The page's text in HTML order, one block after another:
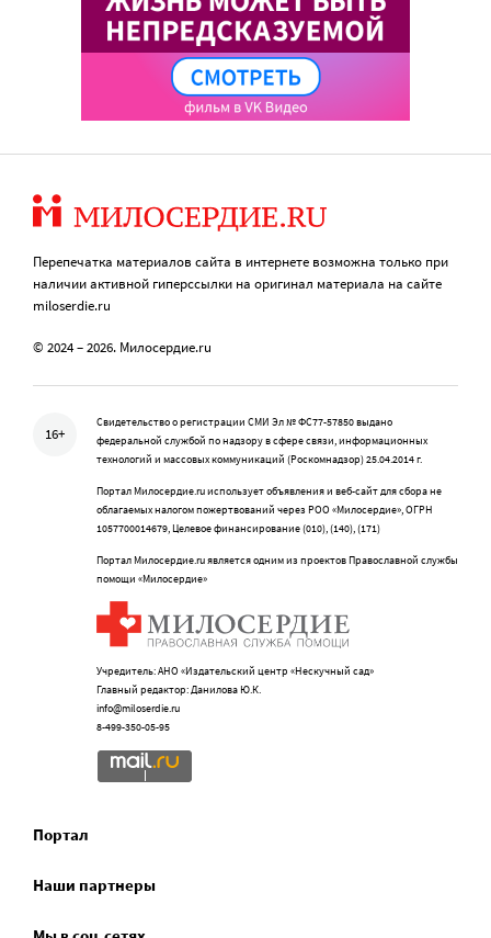
Перепечатка материалов сайта в интернете возможна только при
наличии активной гиперссылки на оригинал материала на сайте
miloserdie.ru
© 2024 – 2026. Милосердие.ru
16+
Свидетельство о регистрации СМИ Эл № ФС77-57850 выдано
федеральной службой по надзору в сфере связи, информационных
технологий и массовых коммуникаций (Роскомнадзор) 25.04.2014 г.
Портал Милосердие.ru использует объявления и веб-сайт для сбора не
облагаемых налогом пожертвований через РОО «Милосердие», ОГРН
1057700014679, Целевое финансирование (010), (140), (171)
Портал Милосердие.ru является одним из проектов Православной службы
помощи «Милосердие»
Учредитель: АНО «Издательский центр «Нескучный сад»
Главный редактор: Данилова Ю.К.
info@miloserdie.ru
8-499-350-05-95
Портал
Наши партнеры